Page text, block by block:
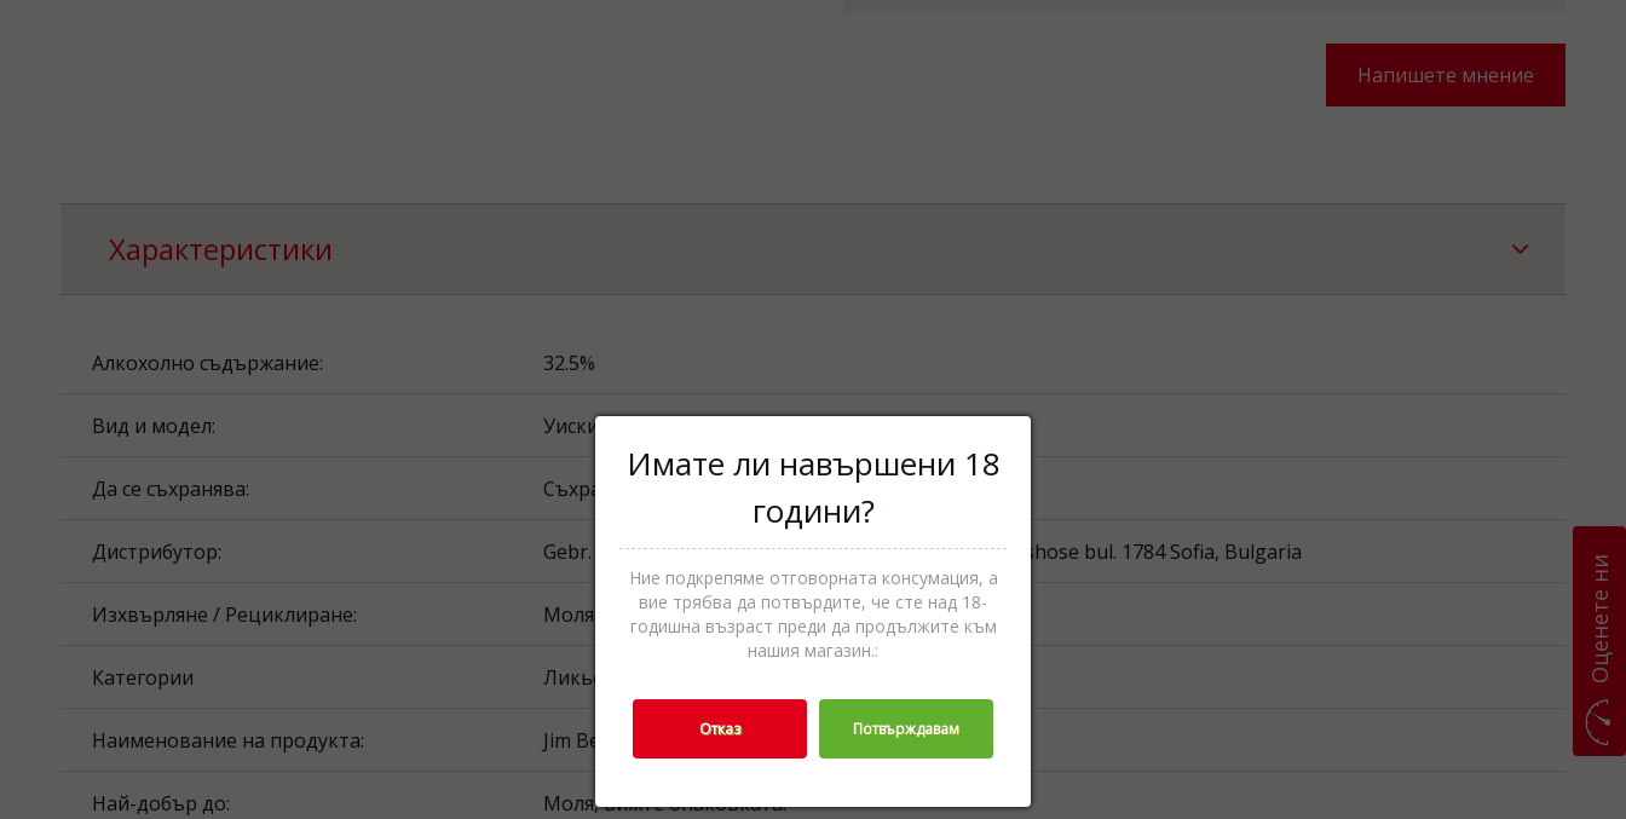
Напишете мнение
Характеристики
Алкохолно съдържание: 32.5%
Вид и модел: Уиски
Да се съхранява: Съхранявайте на хладно и сухо.
Дистрибутор: Gebr. Heinemann Bulgaria OOD 141 B, Tsarigradsko shose bul. 1784 Sofia, Bulgaria
Изхвърляне / Рециклиране: Моля, вижте опаковката.
Категории Ликьори,Спиртни напитки
Наименование на продукта: Jim Beam
Най-добър до: Моля, вижте опаковката.
Оценете ни
Имате ли навършени 18
години?
Ние подкрепяме отговорната консумация, а
вие трябва да потвърдите, че сте над 18-
годишна възраст преди да продължите към
нашия магазин.:
Отказ Потвърждавам